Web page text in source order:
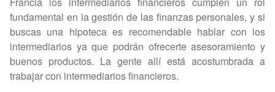
fundamental en la gestión de las finanzas personales, y si
buscas una hipoteca es recomendable hablar con los
intermediarios ya que podrán ofrecerte asesoramiento y
buenos productos. La gente allí está acostumbrada a
trabajar con intermediarios financieros.